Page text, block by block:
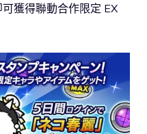
獲得聯動合作限定 EX